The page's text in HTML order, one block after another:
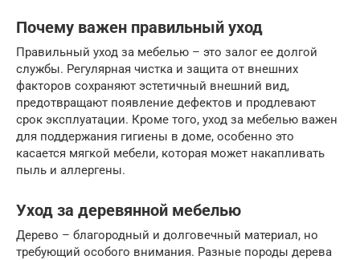
Почему важен правильный уход
Правильный уход за мебелью – это залог ее долгой
службы. Регулярная чистка и защита от внешних
факторов сохраняют эстетичный внешний вид,
предотвращают появление дефектов и продлевают
срок эксплуатации. Кроме того, уход за мебелью важен
для поддержания гигиены в доме, особенно это
касается мягкой мебели, которая может накапливать
пыль и аллергены.
Уход за деревянной мебелью
Дерево – благородный и долговечный материал, но
требующий особого внимания. Разные породы дерева